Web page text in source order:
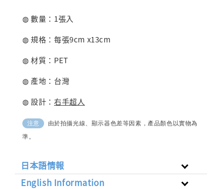
◍ 數量：1張入
◍ 規格：每張9cm x13cm
◍ 材質：PET
◍ 產地：台灣
◍ 設計： 右手超人
注意
由於拍攝光線、顯示器色差等因素，產品顏色以實物為
準。
日本語情報
English Information